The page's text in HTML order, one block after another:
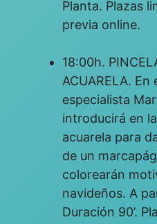
Planta. Plazas
previa online.
18:00h.
ACUARELA. En
especialista
introducirá en
acuarela para
de un
colorearán
navideños. A
Duración 90’.